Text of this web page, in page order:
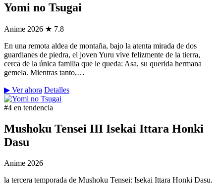
Yomi no Tsugai
Anime 2026 ★ 7.8
En una remota aldea de montaña, bajo la atenta mirada de dos
guardianes de piedra, el joven Yuru vive felizmente de la tierra,
cerca de la única familia que le queda: Asa, su querida hermana
gemela. Mientras tanto,…
▶ Ver ahora Detalles
#4 en tendencia
Mushoku Tensei III Isekai Ittara Honki
Dasu
Anime 2026
la tercera temporada de Mushoku Tensei: Isekai Ittara Honki Dasu.